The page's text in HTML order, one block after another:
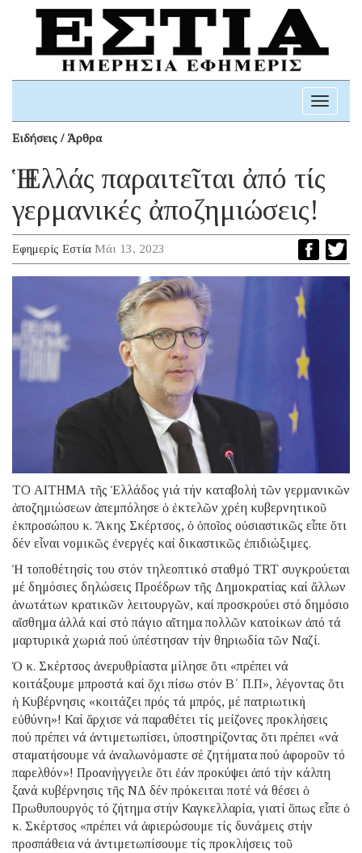
Toggle
Ειδήσεις / Άρθρα
Ἡ Ἑλλάς παραιτεῖται ἀπό τίς
γερμανικές ἀποζημιώσεις!
Εφημερίς Εστία Μάι 13, 2023
ΤΟ ΑΙΤΗΜΑ τῆς Ἑλλάδος γιά τήν καταβολή τῶν γερμανικῶν
ἀποζημιώσεων ἀπεμπόλησε ὁ ἐκτελῶν χρέη κυβερνητικοῦ
ἐκπροσώπου κ. Ἄκης Σκέρτσος, ὁ ὁποῖος οὐσιαστικῶς εἶπε ὅτι
δέν εἶναι νομικῶς ἐνεργές καί δικαστικῶς ἐπιδιώξιμες.
Ἡ τοποθέτησίς του στόν τηλεοπτικό σταθμό TRT συγκρούεται
μέ δημόσιες δηλώσεις Προέδρων τῆς Δημοκρατίας καί ἄλλων
ἀνωτάτων κρατικῶν λειτουργῶν, καί προσκρούει στό δημόσιο
αἴσθημα ἀλλά καί στό πάγιο αἴτημα πολλῶν κατοίκων ἀπό τά
μαρτυρικά χωριά πού ὑπέστησαν τήν θηριωδία τῶν Ναζί.
Ὁ κ. Σκέρτσος ἀνερυθρίαστα μίλησε ὅτι «πρέπει νά
κοιτάξουμε μπροστά καί ὄχι πίσω στόν Β΄ Π.Π», λέγοντας ὅτι
ἡ Κυβέρνησις «κοιτάζει πρός τά μπρός, μέ πατριωτική
εὐθύνη»! Καί ἄρχισε νά παραθέτει τίς μείζονες προκλήσεις
πού πρέπει νά ἀντιμετωπίσει, ὑποστηρίζοντας ὅτι πρέπει «νά
σταματήσουμε νά ἀναλωνόμαστε σέ ζητήματα πού ἀφοροῦν τό
παρελθόν»! Προανήγγειλε ὅτι ἐάν προκύψει ἀπό τήν κάλπη
ξανά κυβέρνησις τῆς ΝΔ δέν πρόκειται ποτέ νά θέσει ὁ
Πρωθυπουργός τό ζήτημα στήν Καγκελλαρία, γιατί ὅπως εἶπε ὁ
κ. Σκέρτσος «πρέπει νά ἀφιερώσουμε τίς δυνάμεις στήν
προσπάθεια νά ἀντιμετωπίσουμε τίς προκλήσεις τοῦ